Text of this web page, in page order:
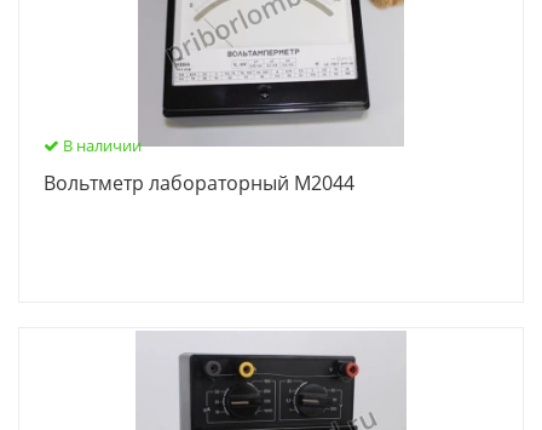
В наличии
Вольтметр лабораторный М2044